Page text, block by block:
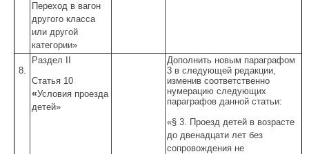
Переход в вагон
другого класса
или другой
категории»
8.
Раздел II
Статья 10
«Условия проезда
детей»
Дополнить новым параграфом
3 в следующей редакции,
изменив соответственно
нумерацию следующих
параграфов данной статьи:
«§ 3. Проезд детей в возрасте
до двенадцати лет без
сопровождения не